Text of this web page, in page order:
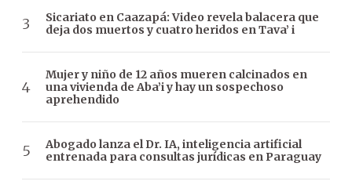
Sicariato en Caazapá: Video revela balacera que
deja dos muertos y cuatro heridos en Tava’ i
Mujer y niño de 12 años mueren calcinados en
una vivienda de Aba’i y hay un sospechoso
aprehendido
Abogado lanza el Dr. IA, inteligencia artificial
entrenada para consultas jurídicas en Paraguay